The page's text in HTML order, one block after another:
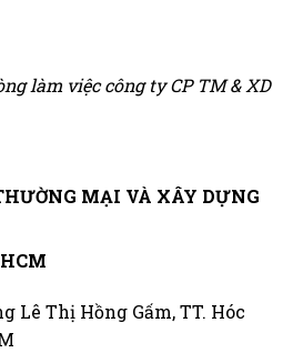
làm việc công ty CP TM & XD
MẠI VÀ XÂY DỰNG
Lê Thị Hồng Gấm, TT. Hóc